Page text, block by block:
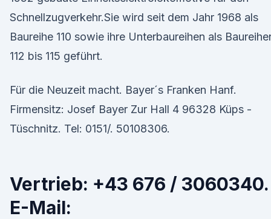
Schnellzugverkehr.Sie wird seit dem Jahr 1968 als
Baureihe 110 sowie ihre Unterbaureihen als
112 bis 115 geführt.
Für die Neuzeit macht. Bayer´s Franken Hanf.
Firmensitz: Josef Bayer Zur Hall 4 96328 Küps -
Tüschnitz. Tel: 0151/. 50108306.
Vertrieb: +43 676 / 3060340.
E-Mail: